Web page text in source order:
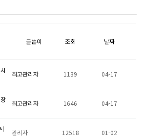
글쓴이 조회 날짜
최고관리자 1139 04-17
최고관리자 1646 04-17
관리자 12518 01-02